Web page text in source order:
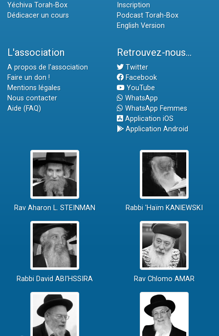
Yéchiva Torah-Box
Dédicacer un cours
Inscription
Podcast Torah-Box
English Version
L'association
A propos de l'association
Faire un don !
Mentions légales
Nous contacter
Aide (FAQ)
Retrouvez-nous...
Twitter
Facebook
YouTube
WhatsApp
WhatsApp Femmes
Application iOS
Application Android
Rav Aharon L. STEINMAN Rabbi 'Haïm KANIEWSKI
Rabbi David ABI'HSSIRA Rav Chlomo AMAR